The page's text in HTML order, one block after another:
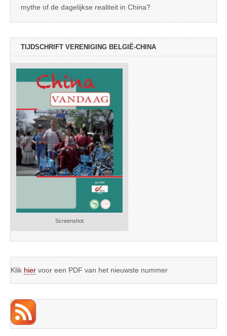
mythe of de dagelijkse realiteit in China?
TIJDSCHRIFT VERENIGING BELGIË-CHINA
Screenshot
Klik hier voor een PDF van het nieuwste nummer